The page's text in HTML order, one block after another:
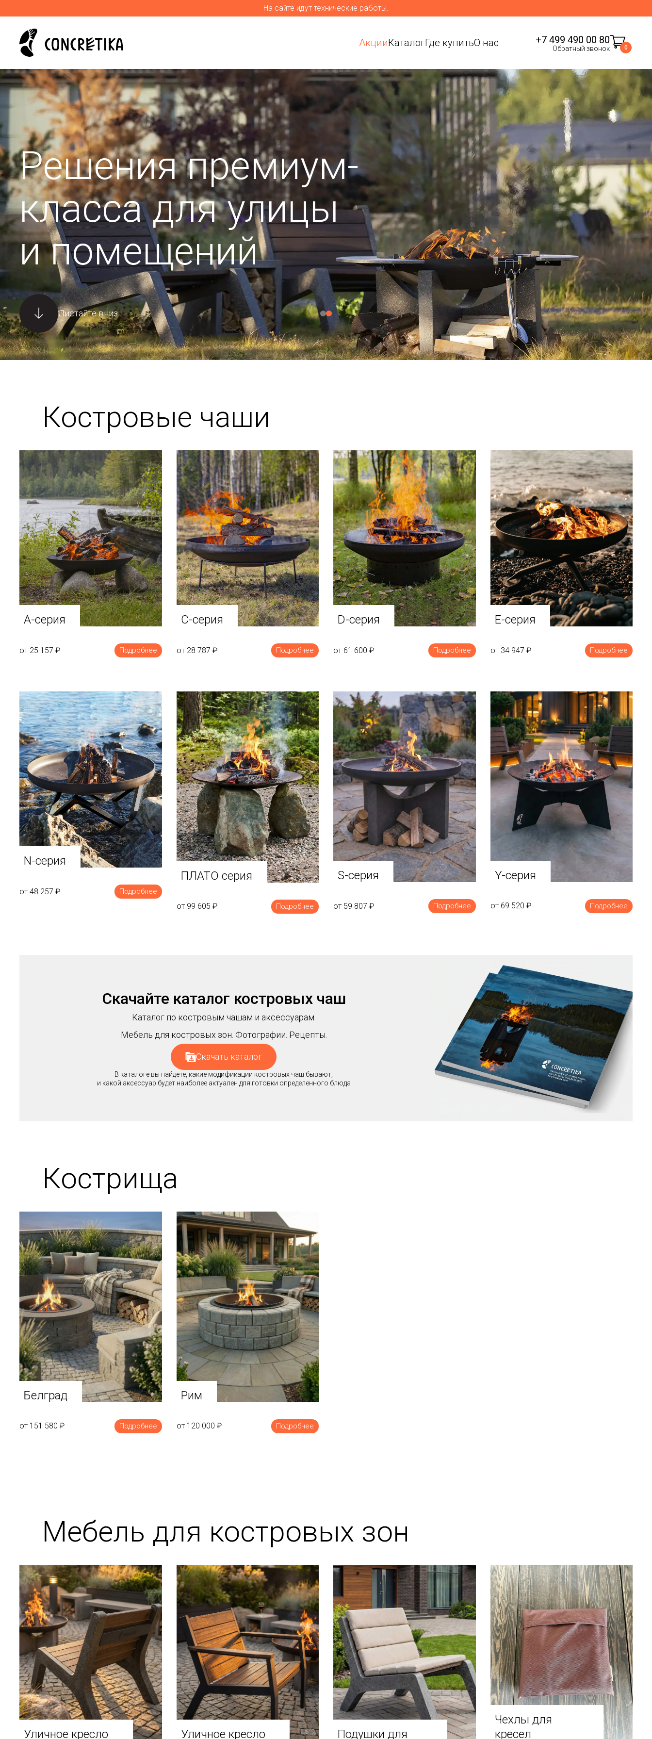
На сайте идут технические работы.
АкцииКаталогГде купитьО нас +7 499 490 00 80
Обратный звонок 0
Решения премиум-
класса для улицы
и помещений
Листайте вниз
Костровые чаши
A-серия
от 25 157 ₽ Подробнее
C-серия
от 28 787 ₽ Подробнее
D-серия
от 61 600 ₽ Подробнее
E-серия
от 34 947 ₽ Подробнее
N-серия
от 48 257 ₽ Подробнее
ПЛАТО серия
от 99 605 ₽ Подробнее
S-серия
от 59 807 ₽ Подробнее
Y-серия
от 69 520 ₽ Подробнее
Скачайте каталог костровых чаш
Каталог по костровым чашам и аксессуарам.
Мебель для костровых зон. Фотографии. Рецепты.
Скачать каталог
В каталоге вы найдете, какие модификации костровых чаш бывают,
и какой аксессуар будет наиболее актуален для готовки определенного блюда
Кострища
Белград
от 151 580 ₽ Подробнее
Рим
от 120 000 ₽ Подробнее
Мебель для костровых зон
Уличное кресло Уличное кресло Подушки для
Чехлы для
кресел